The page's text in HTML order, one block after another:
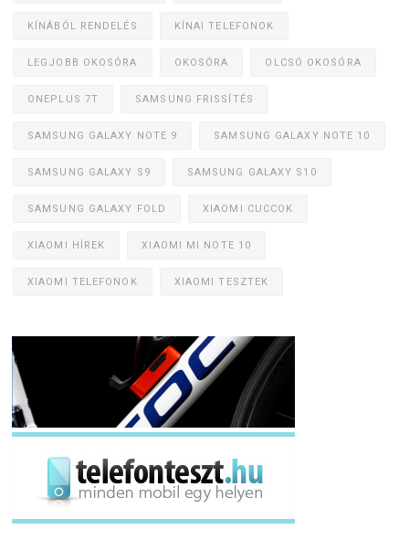
KÍNÁBÓL RENDELÉS KÍNAI TELEFONOK
LEGJOBB OKOSÓRA OKOSÓRA OLCSÓ OKOSÓRA
ONEPLUS 7T SAMSUNG FRISSÍTÉS
SAMSUNG GALAXY NOTE 9 SAMSUNG GALAXY NOTE 10
SAMSUNG GALAXY S9 SAMSUNG GALAXY S10
SAMSUNG GALAXY FOLD XIAOMI CUCCOK
XIAOMI HÍREK XIAOMI MI NOTE 10
XIAOMI TELEFONOK XIAOMI TESZTEK